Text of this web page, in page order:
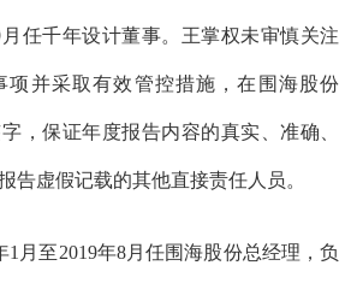
任千年设计董事。王掌权未审慎关注
项并采取有效管控措施，在 围海股份
，保证年度报告内容的真实、准确、
告虚假记载的其他直接责任人 员。
1月至2019年8月任围海股份总经理，负